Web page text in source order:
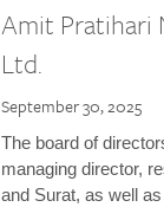
Amit Pratihari
Ltd.
September 30, 2025
The board of
managing director,
and Surat, as well